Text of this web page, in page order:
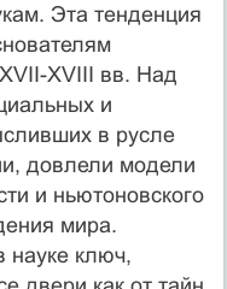
Эта тенденция
XVIII вв. Над
и
в русле
довлели модели
и ньютоновского
мира.
науке ключ,